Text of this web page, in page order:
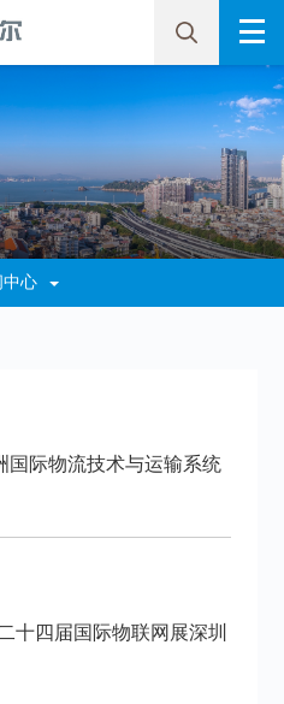
中心
国际物流技术与运输系统
十四届国际物联网展深圳